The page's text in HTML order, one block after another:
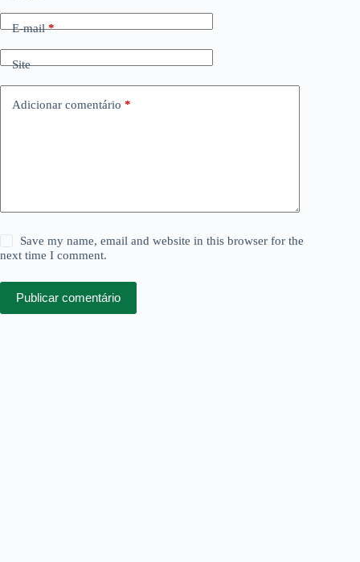
E-mail*
Site
Adicionar comentário *
Save my name, email and website in this browser for the
next time I comment.
Publicar comentário